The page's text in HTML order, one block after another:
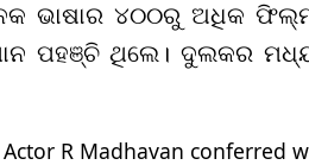
ଭାଷାର ୪୦୦ରୁ ଅଧିକ
ପହଞ୍ଚି ଥିଲେ। ଦୁଲକର
R Madhavan conferred